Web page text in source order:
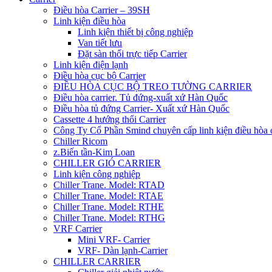
Điều hòa Carrier – 39SH
Linh kiện điều hòa
Linh kiện thiết bị công nghiệp
Van tiết lưu
Đặt sàn thổi trực tiếp Carrier
Linh kiện điện lạnh
Điều hòa cục bộ Carrier
ĐIỀU HÒA CỤC BỘ TREO TƯỜNG CARRIER
Điều hòa carrier. Tủ đứng-xuất xứ Hàn Quốc
Điều hòa tủ đứng Carrier- Xuất xứ Hàn Quốc
Cassette 4 hướng thổi Carrier
Công Ty Cổ Phần Smind chuyên cấp linh kiện điều hòa
Chiller Ricom
z.Biến tần-Kim Loan
CHILLER GIÓ CARRIER
Linh kiện công nghiệp
Chiller Trane. Model: RTAD
Chiller Trane. Model: RTAE
Chiller Trane. Model: RTHE
Chiller Trane. Model: RTHG
VRF Carrier
Mini VRF- Carrier
VRF- Dàn lạnh-Carrier
CHILLER CARRIER